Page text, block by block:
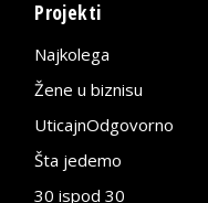
Projekti
Najkolega
Žene u biznisu
UticajnOdgovorno
Šta jedemo
30 ispod 30